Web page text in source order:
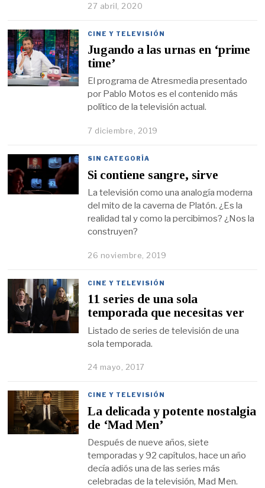
27 abril, 2020
CINE Y TELEVISIÓN
Jugando a las urnas en ‘prime
time’
El programa de Atresmedia presentado
por Pablo Motos es el contenido más
político de la televisión actual.
7 diciembre, 2019
SIN CATEGORÍA
Si contiene sangre, sirve
La televisión como una analogía moderna
del mito de la caverna de Platón. ¿Es la
realidad tal y como la percibimos? ¿Nos la
construyen?
26 noviembre, 2019
CINE Y TELEVISIÓN
11 series de una sola
temporada que necesitas ver
Listado de series de televisión de una
sola temporada.
24 mayo, 2017
CINE Y TELEVISIÓN
La delicada y potente nostalgia
de ‘Mad Men’
Después de nueve años, siete
temporadas y 92 capítulos, hace un año
decía adiós una de las series más
celebradas de la televisión, Mad Men.